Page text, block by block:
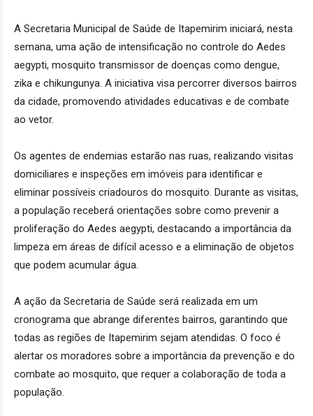
A Secretaria Municipal de Saúde de Itapemirim iniciará, nesta
semana, uma ação de intensificação no controle do Aedes
aegypti, mosquito transmissor de doenças como dengue,
zika e chikungunya. A iniciativa visa percorrer diversos bairros
da cidade, promovendo atividades educativas e de combate
ao vetor.
Os agentes de endemias estarão nas ruas, realizando visitas
domiciliares e inspeções em imóveis para identificar e
eliminar possíveis criadouros do mosquito. Durante as visitas,
a população receberá orientações sobre como prevenir a
proliferação do Aedes aegypti, destacando a importância da
limpeza em áreas de difícil acesso e a eliminação de objetos
que podem acumular água.
A ação da Secretaria de Saúde será realizada em um
cronograma que abrange diferentes bairros, garantindo que
todas as regiões de Itapemirim sejam atendidas. O foco é
alertar os moradores sobre a importância da prevenção e do
combate ao mosquito, que requer a colaboração de toda a
população.